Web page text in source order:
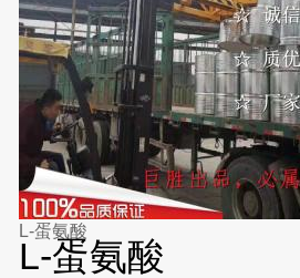
L-蛋氨酸
L-蛋氨酸